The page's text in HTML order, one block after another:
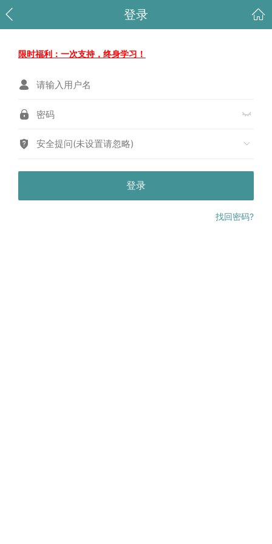
登录
限时福利：一次支持，终身学习！
安全提问(未设置请忽略)
登录
找回密码?